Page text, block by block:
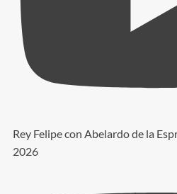
Rey Felipe con Abelardo de la
2026